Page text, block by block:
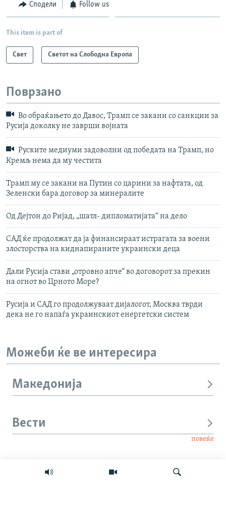
Сподели Follow us
This item is part of
Свет Светот на Слободна Европа
Поврзано
Во обраќањето до Давос, Трамп се закани со санкции за
Русија доколку не заврши војната
Руските медиуми задоволни од победата на Трамп, но
Кремљ нема да му честита
Трамп му се закани на Путин со царини за нафтата, од
Зеленски бара договор за минералите
Од Дејтон до Ријад, „шатл- дипломатијата“ на дело
САД ќе продолжат да ја финансираат истрагата за воени
злосторства на киднапираните украински деца
Дали Русија стави „отровно апче“ во договорот за прекин
на огнот во Црното Море?
Русија и САД го продолжуваат дијалогот, Москва тврди
дека не го напаѓа украинскиот енергетски систем
Можеби ќе ве интересира
Македонија
Вести
повеќе
Интервју